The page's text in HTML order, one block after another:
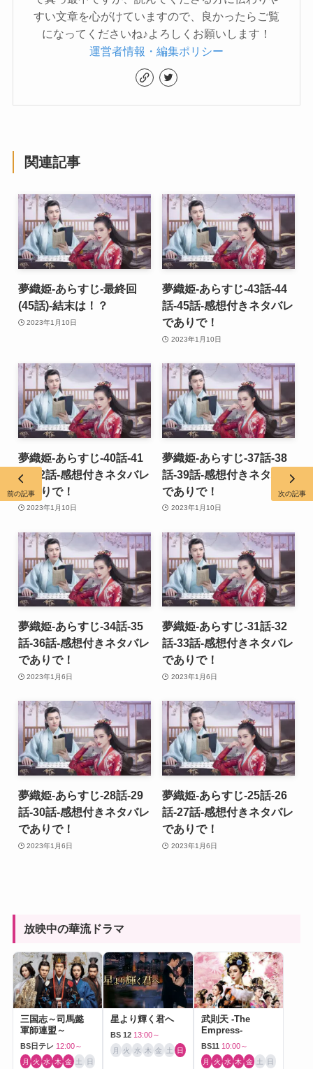
すい文章を心がけていますので、良かったらご覧
になってくださいね♪よろしくお願いします！
運営者情報・編集ポリシー
関連記事
夢織姫-あらすじ-最終回
(45話)-結末は！？
2023年1月10日
夢織姫-あらすじ-43話-44
話-45話-感想付きネタバレ
でありで！
2023年1月10日
夢織姫-あらすじ-40話-41
話-42話-感想付きネタバレ
でありで！
2023年1月10日
夢織姫-あらすじ-37話-38
話-39話-感想付きネタバレ
でありで！
2023年1月10日
夢織姫-あらすじ-34話-35
話-36話-感想付きネタバレ
でありで！
2023年1月6日
夢織姫-あらすじ-31話-32
話-33話-感想付きネタバレ
でありで！
2023年1月6日
夢織姫-あらすじ-28話-29
話-30話-感想付きネタバレ
でありで！
2023年1月6日
夢織姫-あらすじ-25話-26
話-27話-感想付きネタバレ
でありで！
2023年1月6日
放映中の華流ドラマ
三国志～司馬懿
軍師連盟～
BS日テレ 12:00～
月 火 水 木 金 土 日
星より輝く君へ
BS 12 13:00～
月 火 水 木 金 土 日
武則天 -The
Empress-
BS11 10:00～
月 火 水 木 金 土 日
前の記事 次の記事